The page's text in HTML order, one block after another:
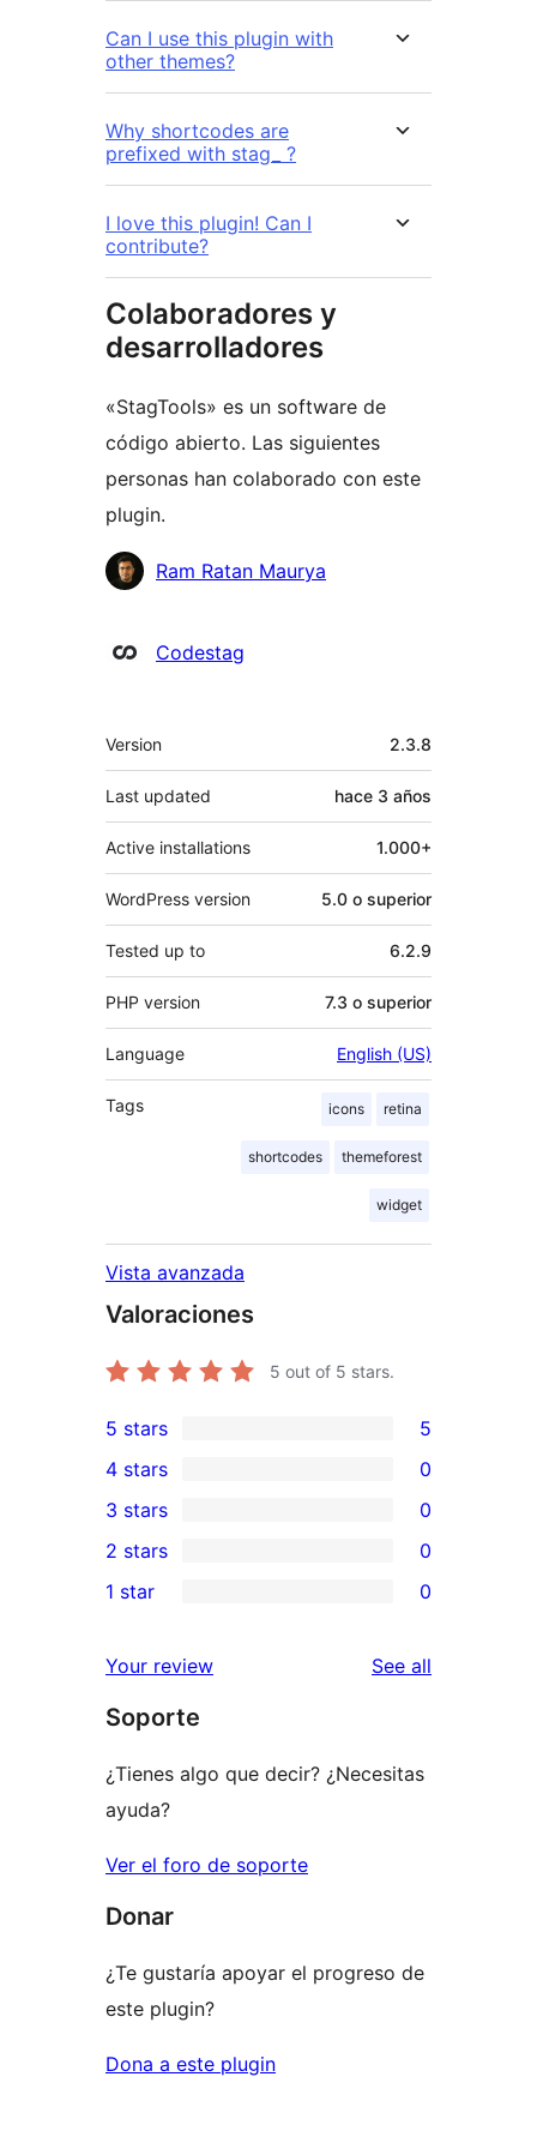
Can I use this plugin with
other themes?
Why shortcodes are
prefixed with stag_ ?
I love this plugin! Can I
contribute?
Colaboradores y
desarrolladores
«StagTools» es un software de
código abierto. Las siguientes
personas han colaborado con este
plugin.
Colaboradores
Ram Ratan Maurya
Codestag
Meta
Version 2.3.8
Last updated hace 3 años
Active installations 1.000+
WordPress version 5.0 o superior
Tested up to 6.2.9
PHP version 7.3 o superior
Language English (US)
Tags icons retina
shortcodes themeforest
widget
Vista avanzada
Valoraciones
5 out of 5 stars.
5
5-
star
reviews
5 stars 5
4-
star
reviews
4 stars 0
0
3-
star
3 stars 0
2-
reviews
2 stars 0
star
reviews
1 star 0
Your review See all
Soporte
¿Tienes algo que decir? ¿Necesitas
ayuda?
Ver el foro de soporte
Donar
¿Te gustaría apoyar el progreso de
este plugin?
Dona a este plugin